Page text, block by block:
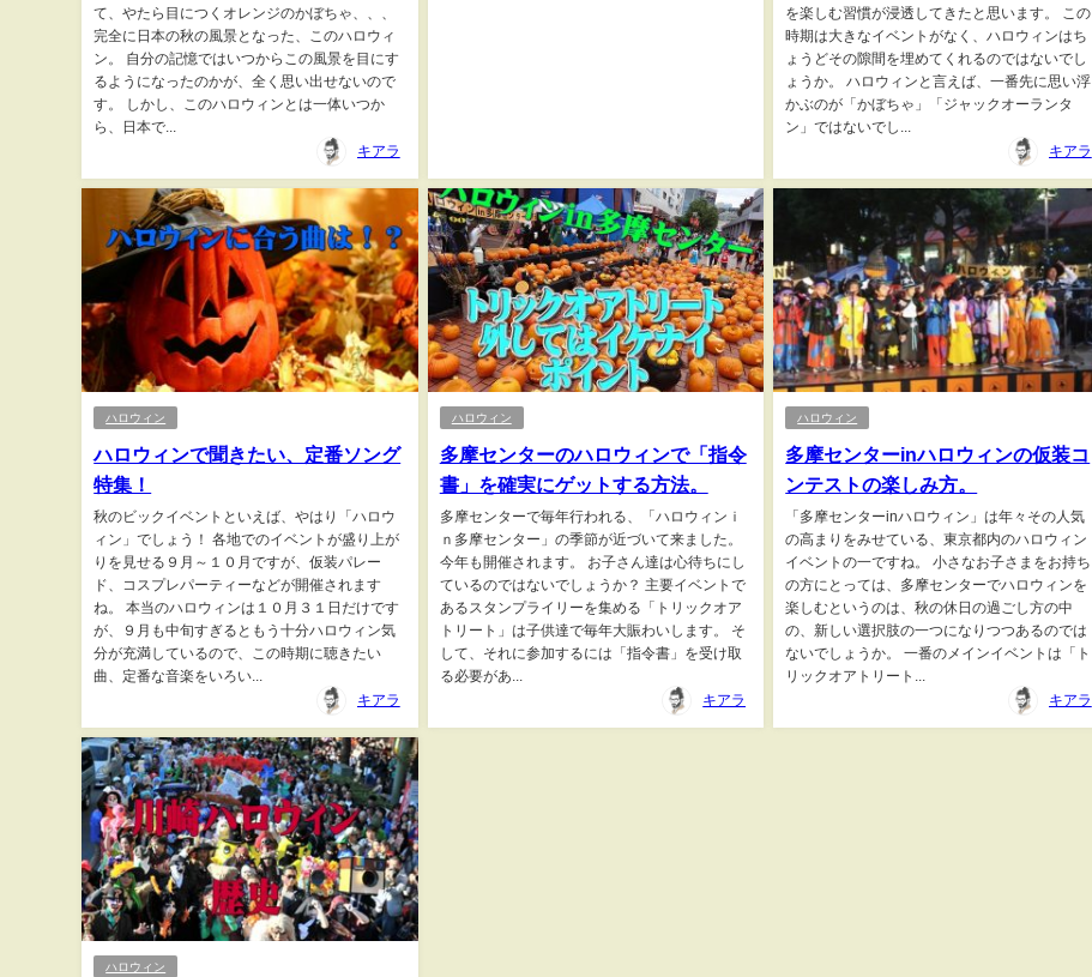
て、やたら目につくオレンジのかぼちゃ、、、
完全に日本の秋の風景となった、このハロウィ
ン。 自分の記憶ではいつからこの風景を目にす
るようになったのかが、全く思い出せないので
す。 しかし、このハロウィンとは一体いつか
ら、日本で...
キアラ
を楽しむ習慣が浸透してきたと思います。 この
時期は大きなイベントがなく、ハロウィンはち
ょうどその隙間を埋めてくれるのではないでし
ょうか。 ハロウィンと言えば、一番先に思い浮
かぶのが「かぼちゃ」「ジャックオーランタ
ン」ではないでし...
キアラ
ハロウィン
ハロウィンで聞きたい、定番ソング
特集！
秋のビックイベントといえば、やはり「ハロウ
ィン」でしょう！ 各地でのイベントが盛り上が
りを見せる９月～１０月ですが、仮装パレー
ド、コスプレパーティーなどが開催されます
ね。 本当のハロウィンは１０月３１日だけです
が、９月も中旬すぎるともう十分ハロウィン気
分が充満しているので、この時期に聴きたい
曲、定番な音楽をいろい...
キアラ
ハロウィン
多摩センターのハロウィンで「指令
書」を確実にゲットする方法。
多摩センターで毎年行われる、「ハロウィンｉ
ｎ多摩センター」の季節が近づいて来ました。
今年も開催されます。 お子さん達は心待ちにし
ているのではないでしょうか？ 主要イベントで
あるスタンプライリーを集める「トリックオア
トリート」は子供達で毎年大賑わいします。 そ
して、それに参加するには「指令書」を受け取
る必要があ...
キアラ
ハロウィン
多摩センターinハロウィンの仮装コ
ンテストの楽しみ方。
「多摩センターinハロウィン」は年々その人気
の高まりをみせている、東京都内のハロウィン
イベントの一ですね。 小さなお子さまをお持ち
の方にとっては、多摩センターでハロウィンを
楽しむというのは、秋の休日の過ごし方の中
の、新しい選択肢の一つになりつつあるのでは
ないでしょうか。 一番のメインイベントは「ト
リックオアトリート...
キアラ
ハロウィン